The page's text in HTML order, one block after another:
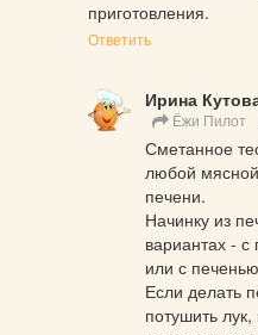
приготовления.
Ответить
Ирина
Ёжи Пилот
Сметанное
любой
печени.
Начинку из
вариантах -
или с
Если делать
потушить